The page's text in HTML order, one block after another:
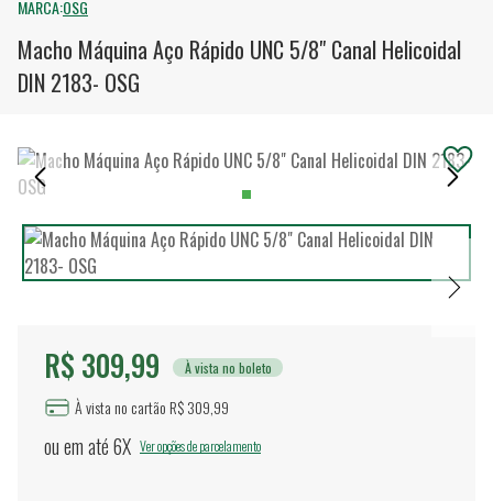
MARCA:OSG
Macho Máquina Aço Rápido UNC 5/8" Canal Helicoidal
DIN 2183- OSG
R$ 309,99 À vista no boleto
À vista no cartão R$ 309,99
ou em até6X Ver opções de parcelamento